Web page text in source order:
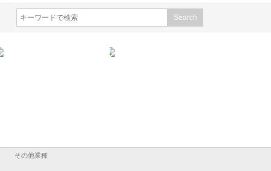
その他業種